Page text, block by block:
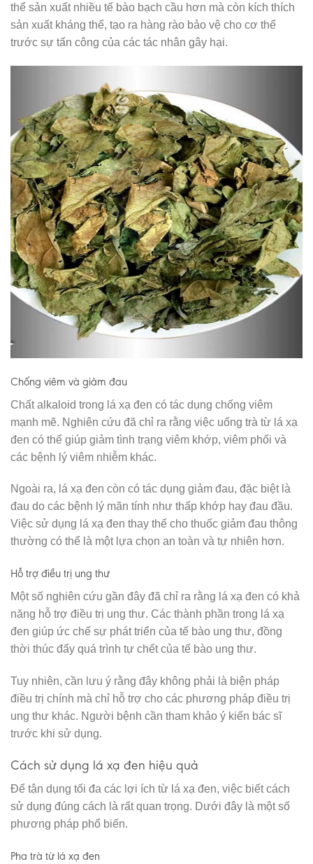
thể sản xuất nhiều tế bào bạch cầu hơn mà còn kích thích
sản xuất kháng thể, tạo ra hàng rào bảo vệ cho cơ thể
trước sự tấn công của các tác nhân gây hại.
Chống viêm và giảm đau
Chất alkaloid trong lá xạ đen có tác dụng chống viêm
mạnh mẽ. Nghiên cứu đã chỉ ra rằng việc uống trà từ lá xạ
đen có thể giúp giảm tình trạng viêm khớp, viêm phổi và
các bệnh lý viêm nhiễm khác.
Ngoài ra, lá xạ đen còn có tác dụng giảm đau, đặc biệt là
đau do các bệnh lý mãn tính như thấp khớp hay đau đầu.
Việc sử dụng lá xạ đen thay thế cho thuốc giảm đau thông
thường có thể là một lựa chọn an toàn và tự nhiên hơn.
Hỗ trợ điều trị ung thư
Một số nghiên cứu gần đây đã chỉ ra rằng lá xạ đen có khả
năng hỗ trợ điều trị ung thư. Các thành phần trong lá xạ
đen giúp ức chế sự phát triển của tế bào ung thư, đồng
thời thúc đẩy quá trình tự chết của tế bào ung thư.
Tuy nhiên, cần lưu ý rằng đây không phải là biện pháp
điều trị chính mà chỉ hỗ trợ cho các phương pháp điều trị
ung thư khác. Người bệnh cần tham khảo ý kiến bác sĩ
trước khi sử dụng.
Cách sử dụng lá xạ đen hiệu quả
Để tận dụng tối đa các lợi ích từ lá xạ đen, việc biết cách
sử dụng đúng cách là rất quan trọng. Dưới đây là một số
phương pháp phổ biến.
Pha trà từ lá xạ đen